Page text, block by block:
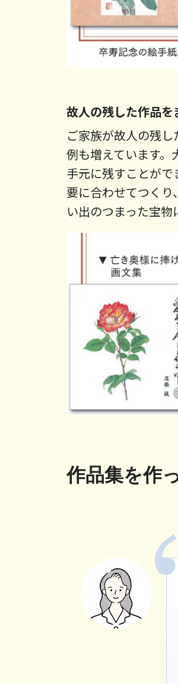
故人の残した作品を
ご家族が故人の残
例も増えています。
手元に残すことが
要に合わせてつく
い出のつまった宝物
作品集を作